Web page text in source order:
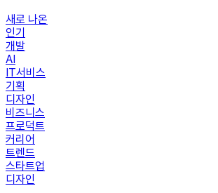
새로 나온
인기
개발
AI
IT서비스
기획
디자인
비즈니스
프로덕트
커리어
트렌드
스타트업
디자인